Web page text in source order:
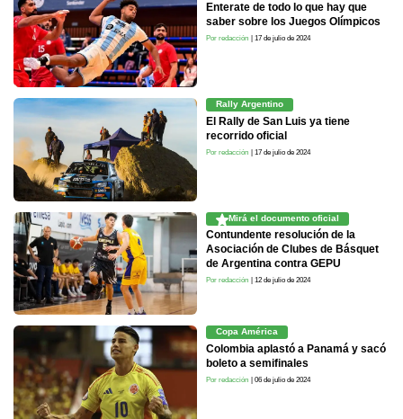
Enterate de todo lo que hay que
saber sobre los Juegos Olímpicos
Por redacción | 17 de julio de 2024
Rally Argentino
El Rally de San Luis ya tiene
recorrido oficial
Por redacción | 17 de julio de 2024
Mirá el documento oficial
Contundente resolución de la
Asociación de Clubes de Básquet
de Argentina contra GEPU
Por redacción | 12 de julio de 2024
Copa América
Colombia aplastó a Panamá y sacó
boleto a semifinales
Por redacción | 06 de julio de 2024